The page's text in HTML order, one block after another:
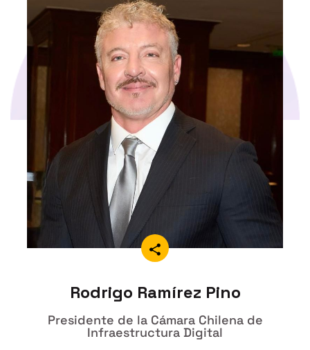
Rodrigo Ramírez Pino
Presidente de la Cámara Chilena de
Infraestructura Digital